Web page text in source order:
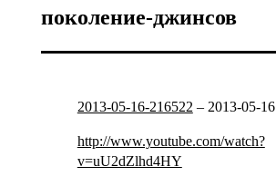
поколение-джинсов
2013-05-16-216522 – 2013-05-16
http://www.youtube.com/watch?
v=uU2dZlhd4HY